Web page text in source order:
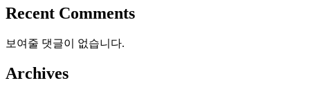
Recent Comments
보여줄 댓글이 없습니다.
Archives